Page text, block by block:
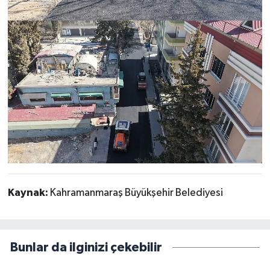
Kaynak: Kahramanmaraş Büyükşehir Belediyesi
Bunlar da ilginizi çekebilir